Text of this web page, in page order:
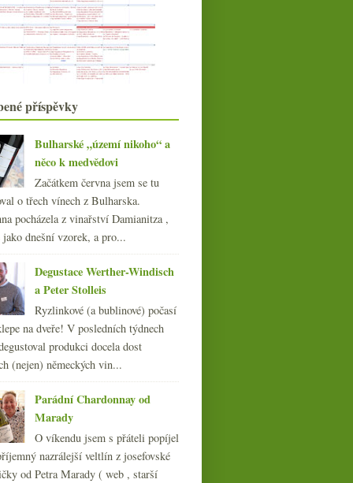
starými odrůdami
GSM směs z Chile a povedená Cava
Dvakrát Lambrusco z lahve a ne
kohoutku
Kauerův Riesling a vavřinec od
Trpělky & Oulehly
Sherry úspěšná s lahví Amontillado
Escuadrilla
Mohutnější Juan García
Třískleničkové Etna Rosso a
osvěžující col fondo
Tři čtvrtě s výbornou Frankovkou
ledna(20)
(239)
(238)
(240)
(240)
(250)
(251)
(254)
(249)
(254)
(252)
(249)
(249)
(270)
(108)
příspěvky
Bulharské „území nikoho“ a
něco k medvědovi
Začátkem června jsem se tu
o třech vínech z Bulharska.
pocházela z vinařství Damianitza ,
jako dnešní vzorek, a pro...
Degustace Werther-Windisch
a Peter Stolleis
Ryzlinkové (a bublinové) počasí
na dveře! V posledních týdnech
produkci docela dost
(nejen) německých vin...
Parádní Chardonnay od
Marady
O víkendu jsem s přáteli popíjel
nazrálejší veltlín z josefovské
od Petra Marady ( web , starší